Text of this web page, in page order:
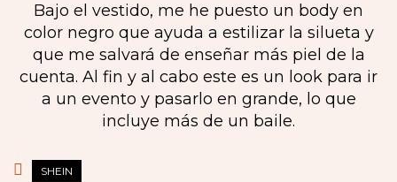
Bajo el vestido, me he puesto un body en
color negro que ayuda a estilizar la silueta y
que me salvará de enseñar más piel de la
cuenta. Al fin y al cabo este es un look para ir
a un evento y pasarlo en grande, lo que
incluye más de un baile.
SHEIN